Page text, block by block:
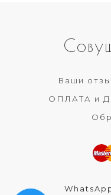
Ваши
ОПЛАТА и